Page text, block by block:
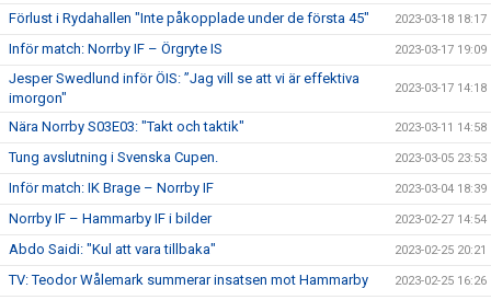
Förlust i Rydahallen "Inte påkopplade under de första 45" 2023-03-18 18:17
Inför match: Norrby IF – Örgryte IS 2023-03-17 19:09
Jesper Swedlund inför ÖIS: ”Jag vill se att vi är effektiva
imorgon"
2023-03-17 14:18
Nära Norrby S03E03: "Takt och taktik" 2023-03-11 14:58
Tung avslutning i Svenska Cupen. 2023-03-05 23:53
Inför match: IK Brage – Norrby IF 2023-03-04 18:39
Norrby IF – Hammarby IF i bilder 2023-02-27 14:54
Abdo Saidi: "Kul att vara tillbaka" 2023-02-25 20:21
TV: Teodor Wålemark summerar insatsen mot Hammarby 2023-02-25 16:26